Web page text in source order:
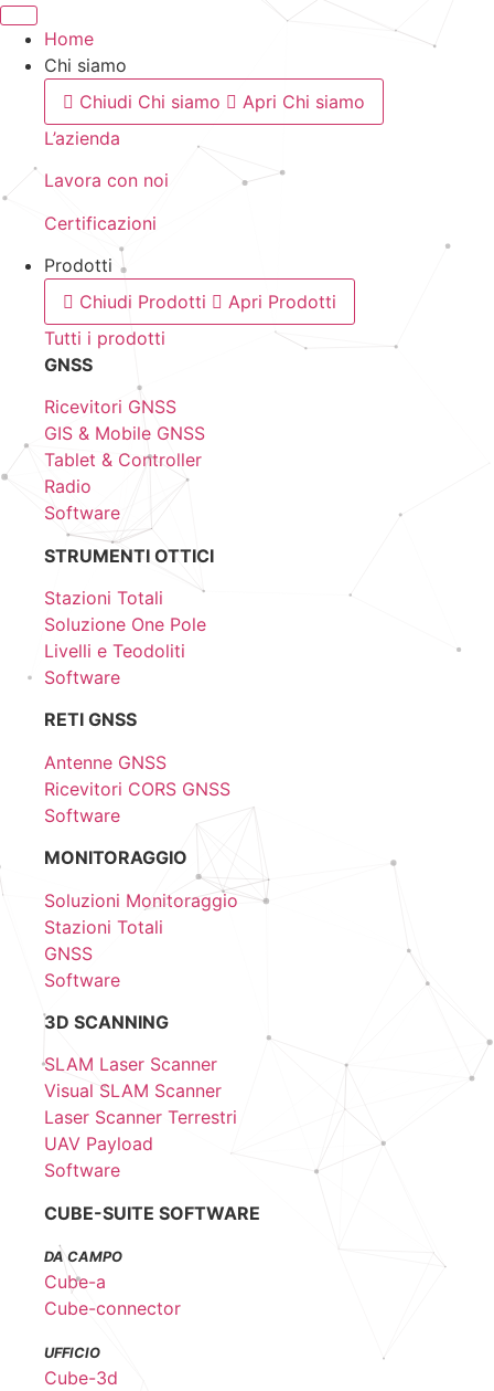
Home
Chi siamo
Chiudi Chi siamo
Apri Chi siamo
L’azienda
Lavora con noi
Certificazioni
Prodotti
Chiudi Prodotti
Apri Prodotti
Tutti i prodotti
GNSS
Ricevitori GNSS
GIS & Mobile GNSS
Tablet & Controller
Radio
Software
STRUMENTI OTTICI
Stazioni Totali
Soluzione One Pole
Livelli e Teodoliti
Software
RETI GNSS
Antenne GNSS
Ricevitori CORS GNSS
Software
MONITORAGGIO
Soluzioni Monitoraggio
Stazioni Totali
GNSS
Software
3D SCANNING
SLAM Laser Scanner
Visual SLAM Scanner
Laser Scanner Terrestri
UAV Payload
Software
CUBE-SUITE SOFTWARE
DA CAMPO
Cube-a
Cube-connector
UFFICIO
Cube-3d